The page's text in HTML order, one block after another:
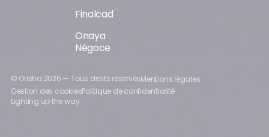
Finalcad
Onaya
Négoce
© Orisha 2026 — Tous droits réservésMentions légales
Gestion des cookiesPolitique de confidentialité
Lighting up the way